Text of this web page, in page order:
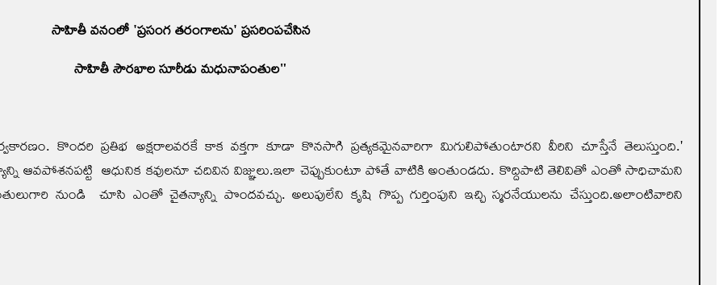
సాహితీ వనంలో 'ప్రసంగ తరంగాలను' ప్రసరింపచేసిన
సాహితీ సౌరభాల సూరీడు మధునాపంతుల"
కొందరి ప్రతిభ అక్షరాలవరకే కాక వక్తగా కూడా కొనసాగి ప్రత్యకమైనవారిగా మిగులిపోతుంటారని వీరిని చూస్తేనే తెలుస్తుంది.'
ఆవపోశనపట్టి ఆధునిక కవులనూ చదివిన విజ్ఞులు.ఇలా చెప్పుకుంటూ పోతే వాటికి అంతుండదు. కొద్దిపాటి తెలివితో ఎంతో సాధిచామని
నుండి చూసి ఎంతో చైతన్యాన్ని పొందవచ్చు. అలుపులేని కృషి గొప్ప గుర్తింపుని ఇచ్చి స్మరనేయులను చేస్తుంది.అలాంటివారిని